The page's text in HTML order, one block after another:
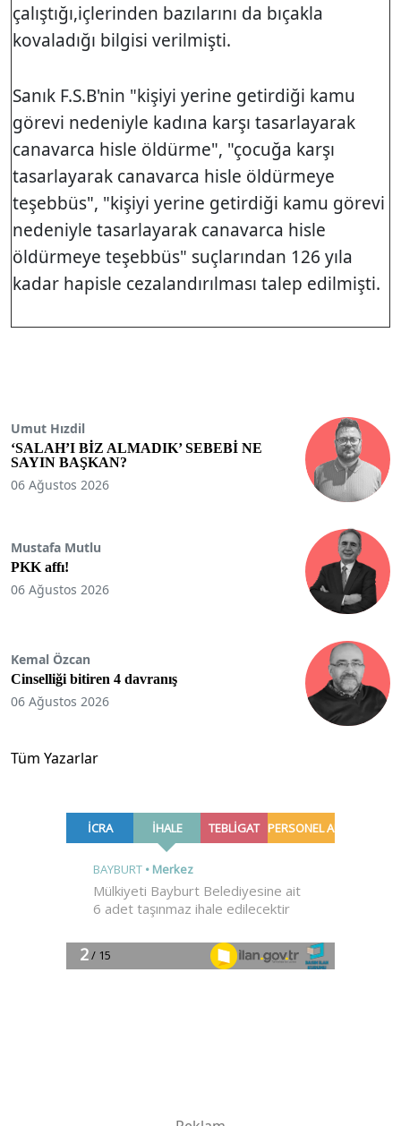
çalıştığı,içlerinden bazılarını da bıçakla
kovaladığı bilgisi verilmişti.
Sanık F.S.B'nin "kişiyi yerine getirdiği kamu
görevi nedeniyle kadına karşı tasarlayarak
canavarca hisle öldürme", "çocuğa karşı
tasarlayarak canavarca hisle öldürmeye
teşebbüs", "kişiyi yerine getirdiği kamu görevi
nedeniyle tasarlayarak canavarca hisle
öldürmeye teşebbüs" suçlarından 126 yıla
kadar hapisle cezalandırılması talep edilmişti.
Umut Hızdil
‘SALAH’I BİZ ALMADIK’ SEBEBİ NE
SAYIN BAŞKAN?
06 Ağustos 2026
Mustafa Mutlu
PKK affı!
06 Ağustos 2026
Kemal Özcan
Cinselliği bitiren 4 davranış
06 Ağustos 2026
Tüm Yazarlar